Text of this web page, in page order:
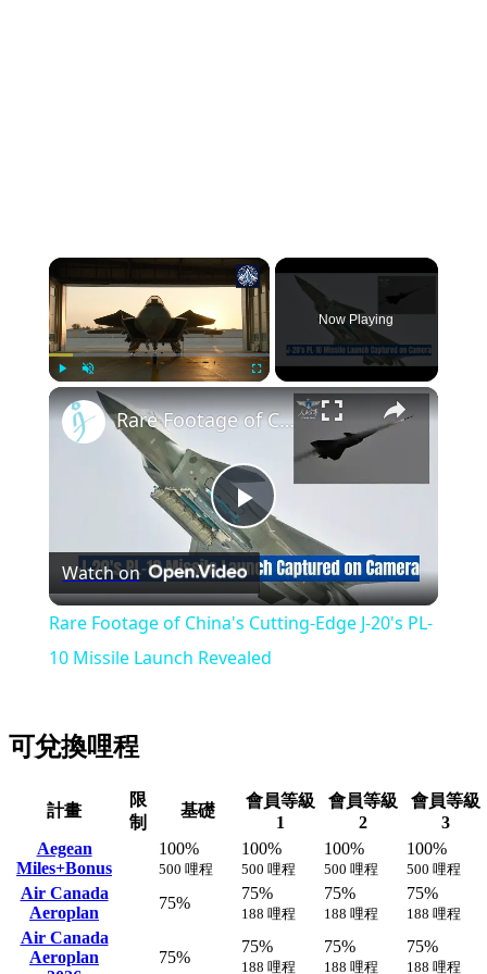
Play Unmute Fullscreen
Now Playing
Play
Video
Rare Footage of China's Cutting-Edge J-20's PL-10 Missile Launch Revealed
Watch on
Rare Footage of China's Cutting-Edge J-20's PL-
10 Missile Launch Revealed
可兌換哩程
計畫
限
制
基礎
會員等級
1
會員等級
2
會員等級
3
Aegean
Miles+Bonus
100%
500 哩程
100%
500 哩程
100%
500 哩程
100%
500 哩程
Air Canada
Aeroplan
75%
75%
188 哩程
75%
188 哩程
75%
188 哩程
Air Canada
Aeroplan
75%
75%
188 哩程
75%
188 哩程
75%
188 哩程